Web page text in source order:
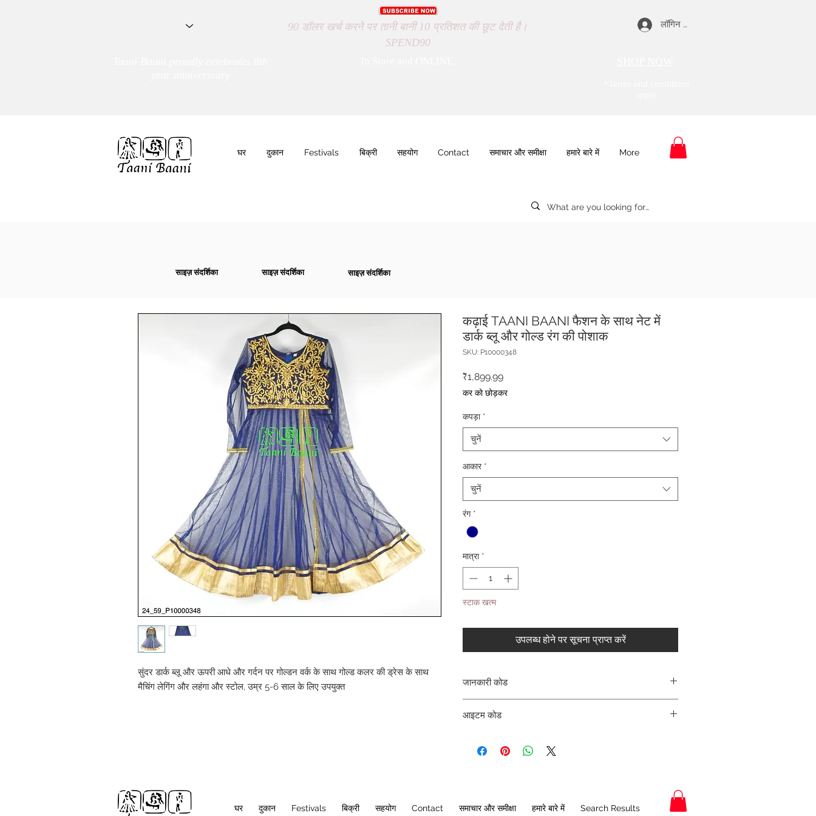
90 डॉलर खर्च करने पर तानी बानी 10 प्रतिशत की छूट देती है।
SPEND90
लॉगिन करें
घर दुकान Festivals बिक्री सहयोग Contact समाचार और समीक्षा हमारे बारे में More
साइज़ संदर्शिका साइज़ संदर्शिका साइज़ संदर्शिका
सुंदर डार्क ब्लू और ऊपरी आधे और गर्दन पर गोल्डन वर्क के साथ गोल्ड कलर की ड्रेस के साथ
मैचिंग लेगिंग और लहंगा और स्टोल, उम्र 5-6 साल के लिए उपयुक्त
कढ़ाई TAANI BAANI फैशन के साथ नेट में
डार्क ब्लू और गोल्ड रंग की पोशाक
SKU: P10000348
₹1,899.99मूल्य
कर को छोड़कर
कपड़ा *
चुनें
आकार *
चुनें
रंग *
मात्रा *
स्टाक खत्म
उपलब्ध होने पर सूचना प्राप्त करें
जानकारी कोड
आइटम कोड
घर दुकान Festivals बिक्री सहयोग Contact समाचार और समीक्षा हमारे बारे में Search Results